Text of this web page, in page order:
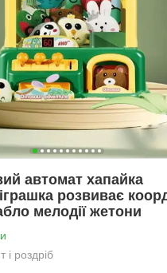
автомат хапайка
розвиває
мелодії жетони
і роздріб